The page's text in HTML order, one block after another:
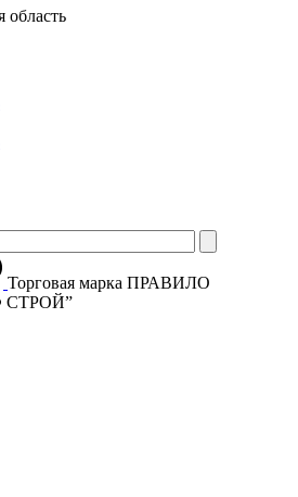
область
Торговая марка ПРАВИЛО
СТРОЙ”